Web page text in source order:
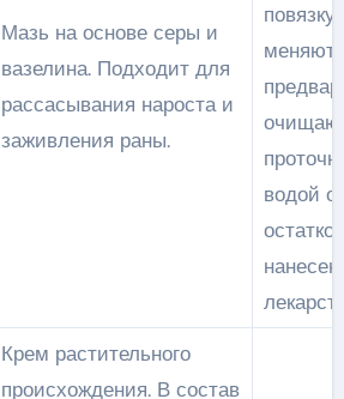
Мазь на основе серы и
вазелина. Подходит для
рассасывания нароста и
заживления раны.
повязку
меняют,
водой
Крем растительного
происхождения. В состав